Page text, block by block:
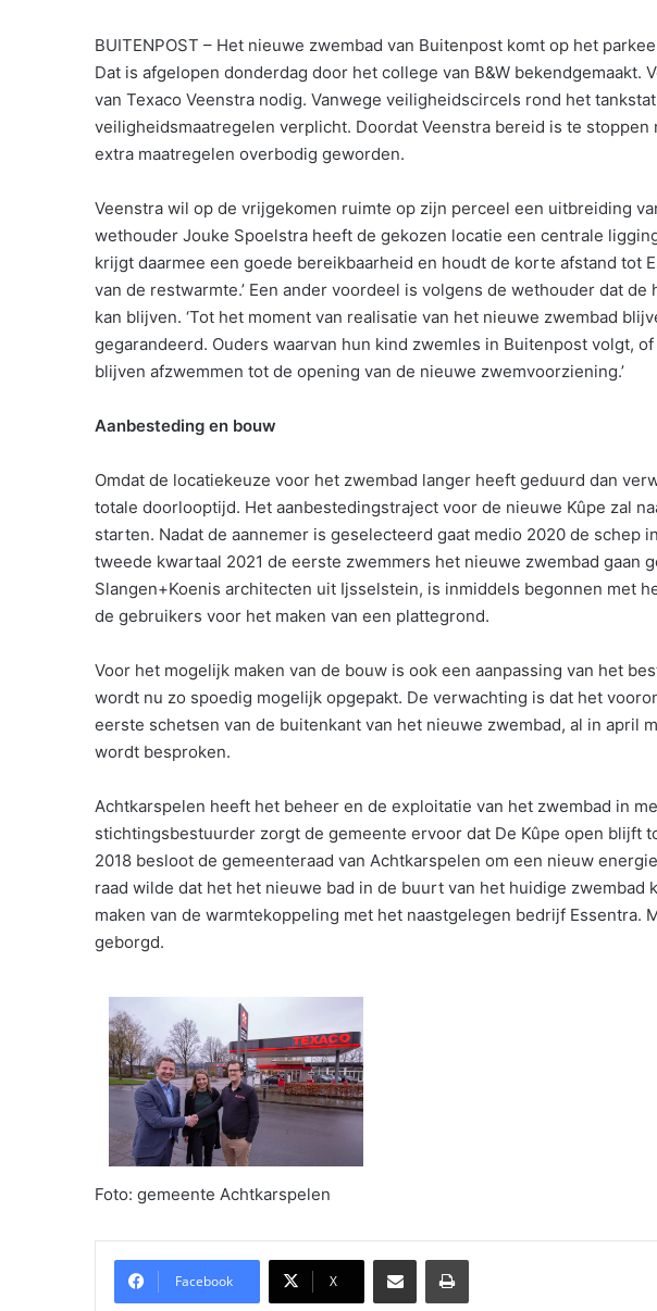
BUITENPOST – Het nieuwe zwembad van Buitenpost komt op het
Dat is afgelopen donderdag door het college van B&W bekendgemaakt.
van Texaco Veenstra nodig. Vanwege veiligheidscircels rond het
veiligheidsmaatregelen verplicht. Doordat Veenstra bereid is te stoppen
extra maatregelen overbodig geworden.
Veenstra wil op de vrijgekomen ruimte op zijn perceel een uitbreiding
wethouder Jouke Spoelstra heeft de gekozen locatie een centrale
krijgt daarmee een goede bereikbaarheid en houdt de korte afstand tot
van de restwarmte.’ Een ander voordeel is volgens de wethouder dat
kan blijven. ‘Tot het moment van realisatie van het nieuwe zwembad
gegarandeerd. Ouders waarvan hun kind zwemles in Buitenpost volgt,
blijven afzwemmen tot de opening van de nieuwe zwemvoorziening.’
Aanbesteding en bouw
Omdat de locatiekeuze voor het zwembad langer heeft geduurd dan
totale doorlooptijd. Het aanbestedingstraject voor de nieuwe Kûpe zal
starten. Nadat de aannemer is geselecteerd gaat medio 2020 de schep
tweede kwartaal 2021 de eerste zwemmers het nieuwe zwembad gaan
Slangen+Koenis architecten uit Ijsselstein, is inmiddels begonnen met
de gebruikers voor het maken van een plattegrond.
Voor het mogelijk maken van de bouw is ook een aanpassing van het
wordt nu zo spoedig mogelijk opgepakt. De verwachting is dat het
eerste schetsen van de buitenkant van het nieuwe zwembad, al in april
wordt besproken.
Achtkarspelen heeft het beheer en de exploitatie van het zwembad in
stichtingsbestuurder zorgt de gemeente ervoor dat De Kûpe open blijft
2018 besloot de gemeenteraad van Achtkarspelen om een nieuw
raad wilde dat het het nieuwe bad in de buurt van het huidige zwembad
maken van de warmtekoppeling met het naastgelegen bedrijf Essentra.
geborgd.
Foto: gemeente Achtkarspelen
Facebook X
Delen via Email Print